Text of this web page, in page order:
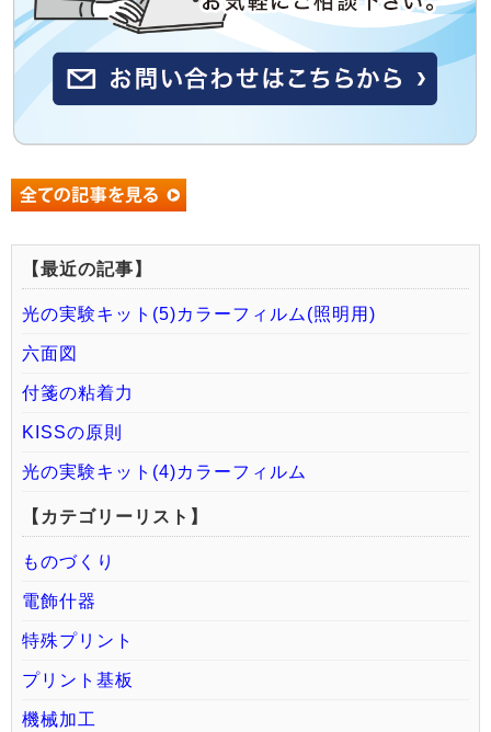
【最近の記事】
光の実験キット(5)カラーフィルム(照明用)
六面図
付箋の粘着力
KISSの原則
光の実験キット(4)カラーフィルム
【カテゴリーリスト】
ものづくり
電飾什器
特殊プリント
プリント基板
機械加工